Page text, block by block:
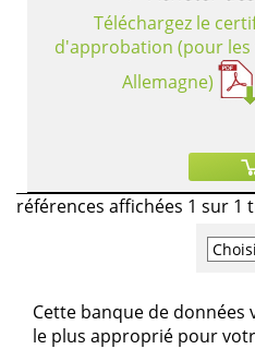
Téléchargez le
d'approbation (pour
Allemagne)
références affichées 1 sur 1
Cette banque de données
le plus approprié pour